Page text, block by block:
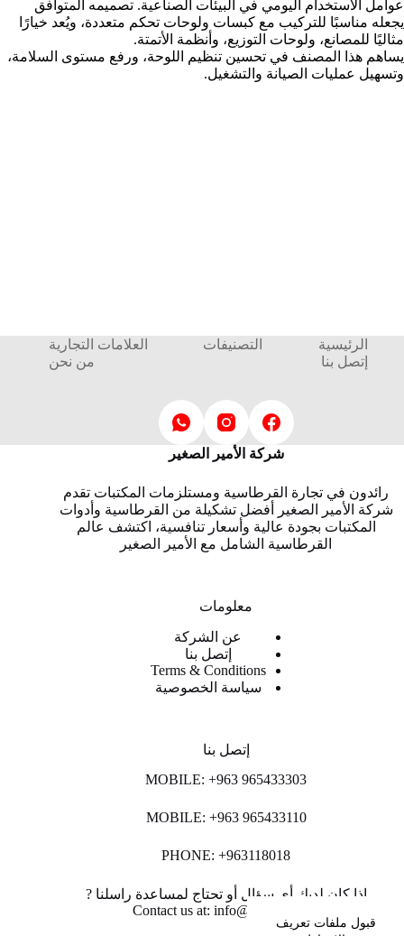
قبول ملفات تعريف
عوامل الاستخدام اليومي في البيئات الصناعية. تصميمه المتوافق
يجعله مناسبًا للتركيب مع كبسات ولوحات تحكم متعددة، ويُعد خيارًا
مثاليًا للمصانع، ولوحات التوزيع، وأنظمة الأتمتة.
يساهم هذا المصنف في تحسين تنظيم اللوحة، ورفع مستوى السلامة،
وتسهيل عمليات الصيانة والتشغيل.
الرئيسية التصنيفات
العلامات التجارية
إتصل بنا
من نحن
شركة الأمير الصغير
رائدون في تجارة القرطاسية ومستلزمات المكتبات تقدم
شركة الأمير الصغير أفضل تشكيلة من القرطاسية وأدوات
المكتبات بجودة عالية وأسعار تنافسية، اكتشف عالم
القرطاسية الشامل مع الأمير الصغير
معلومات
عن الشركة
إتصل بنا
Terms & Conditions
سياسة الخصوصية
إتصل بنا
MOBILE: +963 965433303
MOBILE: +963 965433110
PHONE: +963118018
اذا كان لديك أي سؤال أو تحتاج لمساعدة راسلنا ?
Contact us at: info@lpco-llc.com